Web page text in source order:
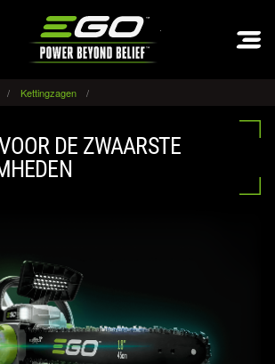
Kettingzagen
DE ZWAARSTE